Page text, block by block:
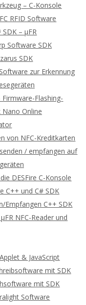
– C-Konsole
RFID Software
– μFR
Software SDK
SDK
zur Erkennung
Firmware-Flashing-
Online
von NFC-Kreditkarten
/ empfangen auf
DESFire C-Konsole
C++ und C# SDK
Empfangen C++ SDK
NFC-Reader und
& JavaScript
mit SDK
mit SDK
Software